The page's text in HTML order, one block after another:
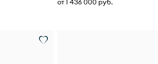
от 1 436 000 руб.